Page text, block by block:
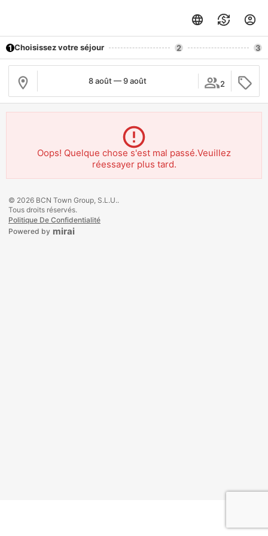
1 Choisissez votre séjour 2 3
8 août — 9 août 2
Oops! Quelque chose s'est mal passé.Veuillez
réessayer plus tard.
© 2026 BCN Town Group, S.L.U..
Tous droits réservés.
Politique De Confidentialité
Powered by mirai